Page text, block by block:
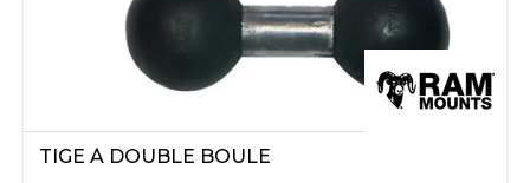
TIGE À DOUBLE BOULE